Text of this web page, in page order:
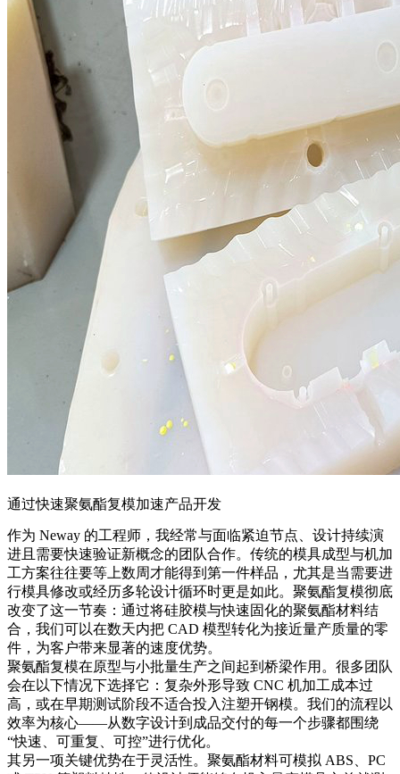
通过快速聚氨酯复模加速产品开发
作为 Neway 的工程师，我经常与面临紧迫节点、设计持续演
进且需要快速验证新概念的团队合作。传统的模具成型与机加
工方案往往要等上数周才能得到第一件样品，尤其是当需要进
行模具修改或经历多轮设计循环时更是如此。聚氨酯复模彻底
改变了这一节奏：通过将硅胶模与快速固化的聚氨酯材料结
合，我们可以在数天内把 CAD 模型转化为接近量产质量的零
件，为客户带来显著的速度优势。
聚氨酯复模在原型与小批量生产之间起到桥梁作用。很多团队
会在以下情况下选择它：复杂外形导致 CNC 机加工成本过
高，或在早期测试阶段不适合投入注塑开钢模。我们的流程以
效率为核心——从数字设计到成品交付的每一个步骤都围绕
“快速、可重复、可控”进行优化。
其另一项关键优势在于灵活性。聚氨酯材料可模拟 ABS、PC